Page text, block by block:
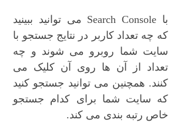
با Search Console می توانید ببینید
که چه تعداد کاربر در نتایج جستجو با
سایت شما روبرو می شوند و چه
تعداد از آن ها روی آن کلیک می
کنند. همچنین می توانید جستجو کنید
که سایت شما برای کدام جستجو
خاص رتبه بندی می کند.